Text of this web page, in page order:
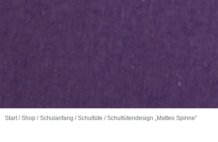
Start /Shop /Schulanfang /Schultüte / Schultütendesign „Matteo Spinne“